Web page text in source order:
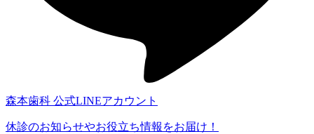
森本歯科 公式LINEアカウント
休診のお知らせやお役立ち情報をお届け！